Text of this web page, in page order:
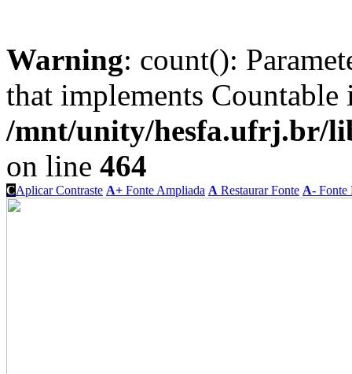
Warning: count():
that implements Countable
/mnt/unity/hesfa.ufrj.br/
on line 464
CAplicar Contraste A+ Fonte Ampliada A Restaurar Fonte A- Fonte